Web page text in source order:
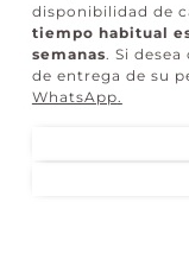
disponibilidad de
tiempo habitual
semanas . Si
de entrega de su
WhatsApp